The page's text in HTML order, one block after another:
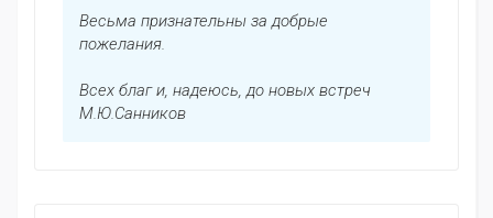
Весьма признательны за добрые
пожелания.
Всех благ и, надеюсь, до новых встреч
М.Ю.Санников